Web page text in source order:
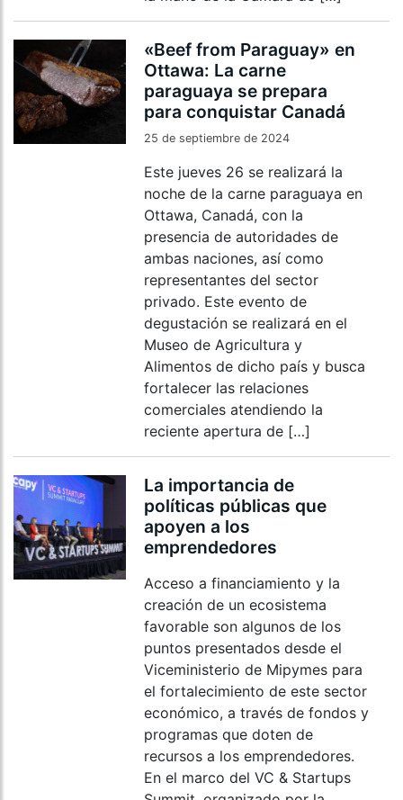
«Beef from Paraguay» en
Ottawa: La carne
paraguaya se prepara
para conquistar Canadá
25 de septiembre de 2024
Este jueves 26 se realizará la
noche de la carne paraguaya en
Ottawa, Canadá, con la
presencia de autoridades de
ambas naciones, así como
representantes del sector
privado. Este evento de
degustación se realizará en el
Museo de Agricultura y
Alimentos de dicho país y busca
fortalecer las relaciones
comerciales atendiendo la
reciente apertura de […]
La importancia de
políticas públicas que
apoyen a los
emprendedores
Acceso a financiamiento y la
creación de un ecosistema
favorable son algunos de los
puntos presentados desde el
Viceministerio de Mipymes para
el fortalecimiento de este sector
económico, a través de fondos y
programas que doten de
recursos a los emprendedores.
En el marco del VC & Startups